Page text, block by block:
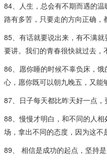
84、人生，总会有不期而遇的
路有多苦，只要走的方向正确，
85、有话就要说出来，有不满
要讲。我们的青春很快就过去，
86、愿你睡的时候不辜负床，
心，愿你既可以朝九晚五，又能
87、日子每天都比昨天好一点，
88、慢慢才明白，和不同的人
场，拿出不同的态度，因为这不
89、 相信是成功的起点，坚持是